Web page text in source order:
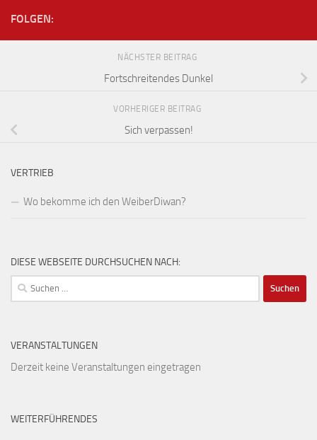
FOLGEN:
NÄCHSTER BEITRAG
Fortschreitendes Dunkel
VORHERIGER BEITRAG
Sich verpassen!
VERTRIEB
Wo bekomme ich den WeiberDiwan?
DIESE WEBSEITE DURCHSUCHEN NACH:
Suchen
nach:
VERANSTALTUNGEN
Derzeit keine Veranstaltungen eingetragen
WEITERFÜHRENDES